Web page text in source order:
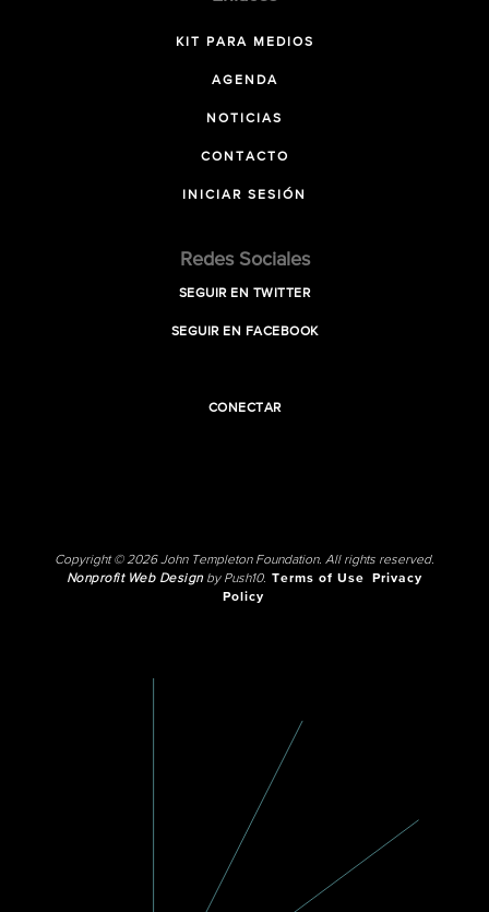
KIT PARA MEDIOS
AGENDA
NOTICIAS
CONTACTO
INICIAR SESIÓN
Redes Sociales
SEGUIR EN TWITTER
SEGUIR EN FACEBOOK
CONECTAR
Copyright © 2026 John Templeton Foundation. All rights reserved.
Nonprofit Web Designby Push10. Terms of Use
Privacy
Policy